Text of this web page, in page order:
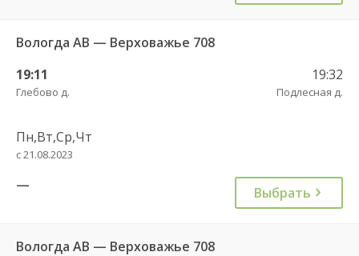
Вологда АВ — Верховажье 708
19:11
Глебово д.
19:32
Подлесная д.
Пн,Вт,Ср,Чт
с 21.08.2023
— Выбрать
Вологда АВ — Верховажье 708